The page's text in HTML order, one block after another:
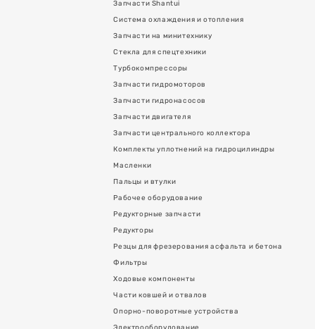
Запчасти Shantui
Система охлаждения и отопления
Запчасти на минитехнику
Стекла для спецтехники
Турбокомпрессоры
Запчасти гидромоторов
Запчасти гидронасосов
Запчасти двигателя
Запчасти центрального коллектора
Комплекты уплотнений на гидроцилиндры
Масленки
Пальцы и втулки
Рабочее оборудование
Редукторные запчасти
Редукторы
Резцы для фрезерования асфальта и бетона
Фильтры
Ходовые компоненты
Части ковшей и отвалов
Опорно-поворотные устройства